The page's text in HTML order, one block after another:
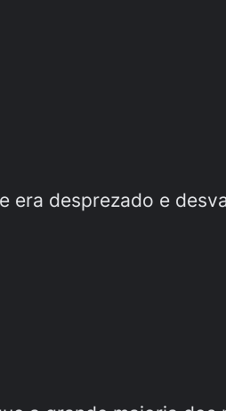
era desprezado e